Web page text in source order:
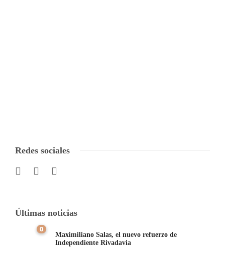
Redes sociales
Últimas noticias
0
Maximiliano Salas, el nuevo refuerzo de
Independiente Rivadavia